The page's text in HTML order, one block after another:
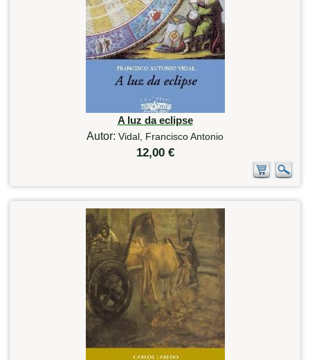
A luz da eclipse
Autor: Vidal, Francisco Antonio
12,00 €